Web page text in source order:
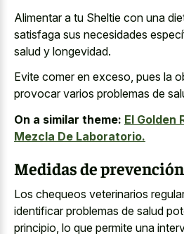
Alimentar a tu Sheltie con una
satisfaga sus necesidades
salud y longevidad.
Evite comer en exceso, pues la
provocar varios problemas de
On a similar theme: El Golden
Mezcla De Laboratorio.
Medidas de prevención
Los chequeos veterinarios
identificar problemas de salud
principio, lo que permite una